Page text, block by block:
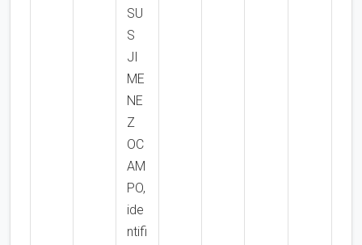
SU
S
JI
ME
NE
Z
OC
AM
PO,
ide
ntifi